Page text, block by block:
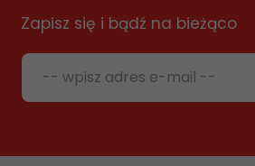
Zapisz się i bądź na bieżąco
-- wpisz adres e-mail --